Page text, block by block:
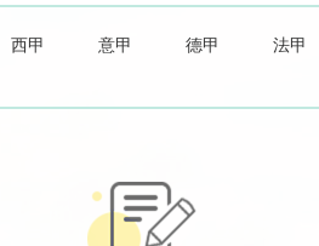
西甲 意甲 德甲 法甲